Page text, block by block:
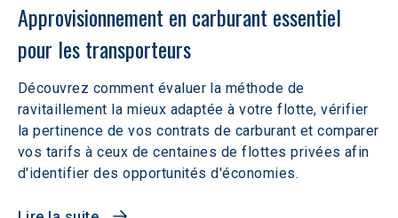
Approvisionnement en carburant essentiel
pour les transporteurs
Découvrez comment évaluer la méthode de
ravitaillement la mieux adaptée à votre flotte, vérifier
la pertinence de vos contrats de carburant et comparer
vos tarifs à ceux de centaines de flottes privées afin
d'identifier des opportunités d'économies.